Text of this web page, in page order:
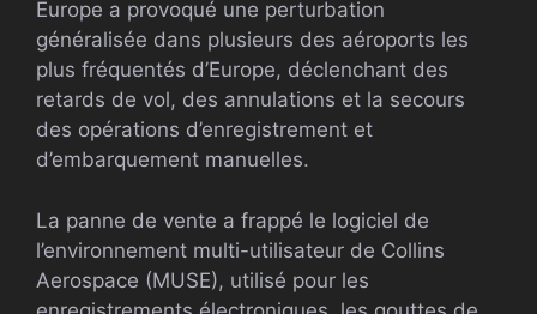
Europe a provoqué une perturbation
généralisée dans plusieurs des aéroports les
plus fréquentés d’Europe, déclenchant des
retards de vol, des annulations et la secours
des opérations d’enregistrement et
d’embarquement manuelles.
La panne de vente a frappé le logiciel de
l’environnement multi-utilisateur de Collins
Aerospace (MUSE), utilisé pour les